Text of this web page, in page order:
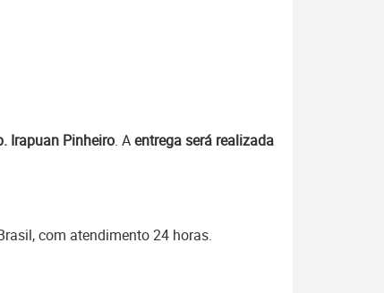
Irapuan Pinheiro. Aentrega será realizada
com atendimento 24 horas.